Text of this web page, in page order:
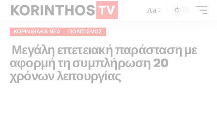
Aa
ΚΟΡΙΝΘΙΑΚΆ ΝΈΑ ΠΟΛΙΤΙΣΜΌΣ
Μεγάλη επετειακή παράσταση με
αφορμή τη συμπλήρωση 20
χρόνων λειτουργίας